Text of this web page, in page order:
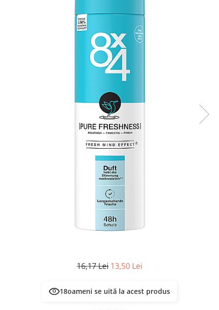
Servetele Umede & Uscate
16,17 Lei 13,50 Lei
18oameni se uită la acest produs